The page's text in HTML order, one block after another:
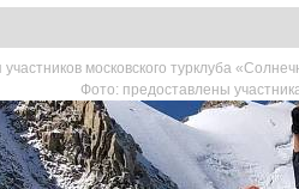
московского турклуба
Фото: предоставлены